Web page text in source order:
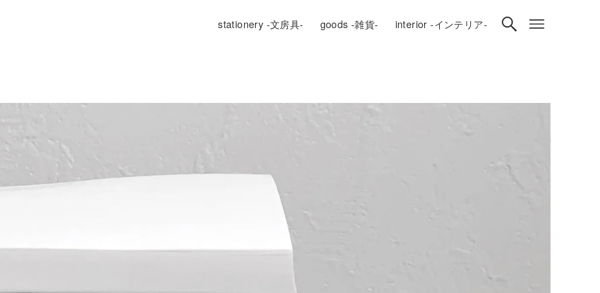
stationery -文房具- goods -雑貨- interior -インテリア-